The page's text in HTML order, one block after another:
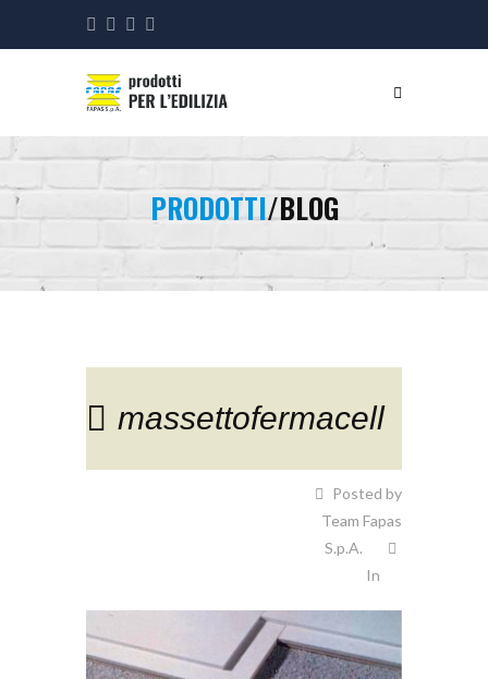
PRODOTTI/BLOG
massettofermacell
Posted by
Team Fapas
S.p.A.
In